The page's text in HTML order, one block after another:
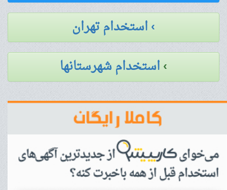
› استخدام تهران
›استخدام شهرستانها